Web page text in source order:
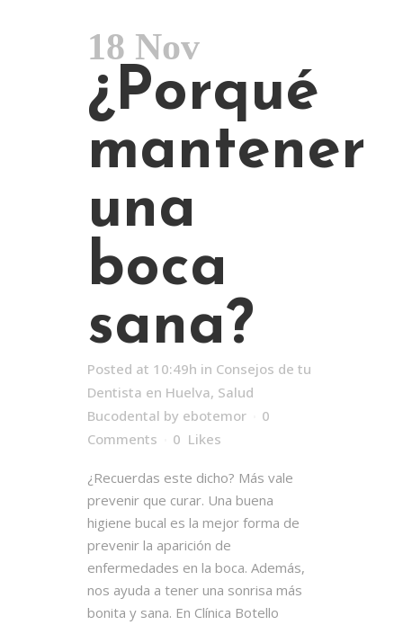
18 Nov
¿Porqué
mantener
una
boca
sana?
Posted at 10:49h in Consejos de tu
Dentista en Huelva, Salud
Bucodental by ebotemor
0
Comments
0 Likes
¿Recuerdas este dicho? Más vale
prevenir que curar. Una buena
higiene bucal es la mejor forma de
prevenir la aparición de
enfermedades en la boca. Además,
nos ayuda a tener una sonrisa más
bonita y sana. En Clínica Botello